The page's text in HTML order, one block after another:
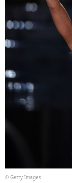
© Getty Images